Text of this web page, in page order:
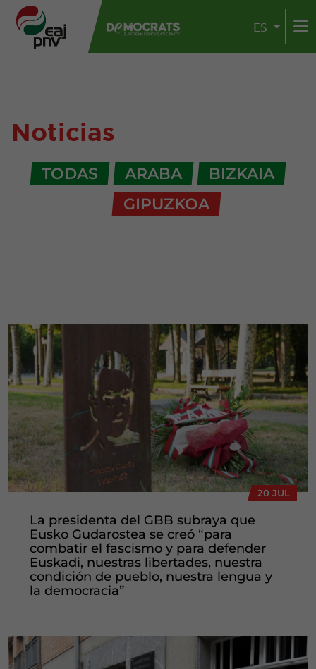
ES
Noticias
TODAS ARABA
BIZKAIA
GIPUZKOA
20 JUL
La presidenta del GBB subraya que
Eusko Gudarostea se creó “para
combatir el fascismo y para defender
Euskadi, nuestras libertades, nuestra
condición de pueblo, nuestra lengua y
la democracia”